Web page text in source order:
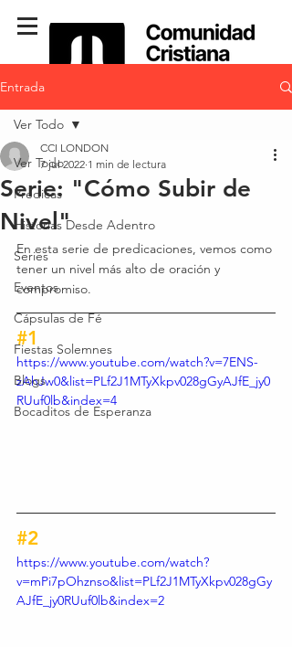
Entrada
Ver Todo
Predicas
Historias Desde Adentro
Series
Eventos
Cápsulas de Fé
Fiestas Solemnes
Blogs
Bocaditos de Esperanza
Ver Todo
Serie: "Cómo Subir de
Nivel"
CCI LONDON
7 jul 2022 1 min de lectura
En esta serie de predicaciones, vemos como
tener un nivel más alto de oración y
compromiso.
#1
https://www.youtube.com/watch?v=7ENS-
zAhJw0&list=PLf2J1MTyXkpv028gGyAJfE_jy0
RUuf0lb&index=4
#2
https://www.youtube.com/watch?
v=mPi7pOhznso&list=PLf2J1MTyXkpv028gGy
AJfE_jy0RUuf0lb&index=2